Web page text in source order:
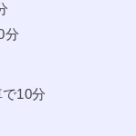
分
10分